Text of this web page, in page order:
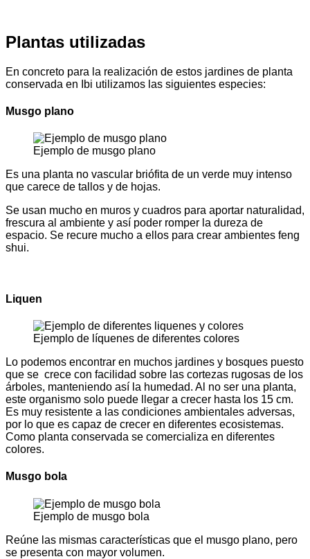
Plantas utilizadas
En concreto para la realización de estos jardines de planta
conservada en Ibi utilizamos las siguientes especies:
Musgo plano
Ejemplo de musgo plano
Es una planta no vascular briófita de un verde muy intenso
que carece de tallos y de hojas.
Se usan mucho en muros y cuadros para aportar naturalidad,
frescura al ambiente y así poder romper la dureza de
espacio. Se recure mucho a ellos para crear ambientes feng
shui.
Liquen
Ejemplo de líquenes de diferentes colores
Lo podemos encontrar en muchos jardines y bosques puesto
que se crece con facilidad sobre las cortezas rugosas de los
árboles, manteniendo así la humedad. Al no ser una planta,
este organismo solo puede llegar a crecer hasta los 15 cm.
Es muy resistente a las condiciones ambientales adversas,
por lo que es capaz de crecer en diferentes ecosistemas.
Como planta conservada se comercializa en diferentes
colores.
Musgo bola
Ejemplo de musgo bola
Reúne las mismas características que el musgo plano, pero
se presenta con mayor volumen.